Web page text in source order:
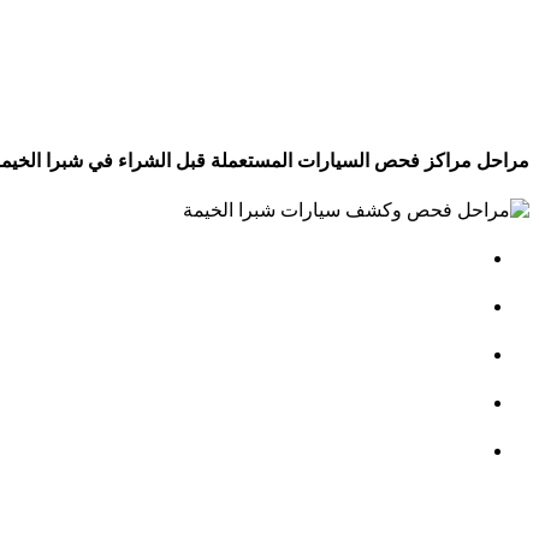
مراحل مراكز فحص السيارات المستعملة قبل الشراء في شبرا